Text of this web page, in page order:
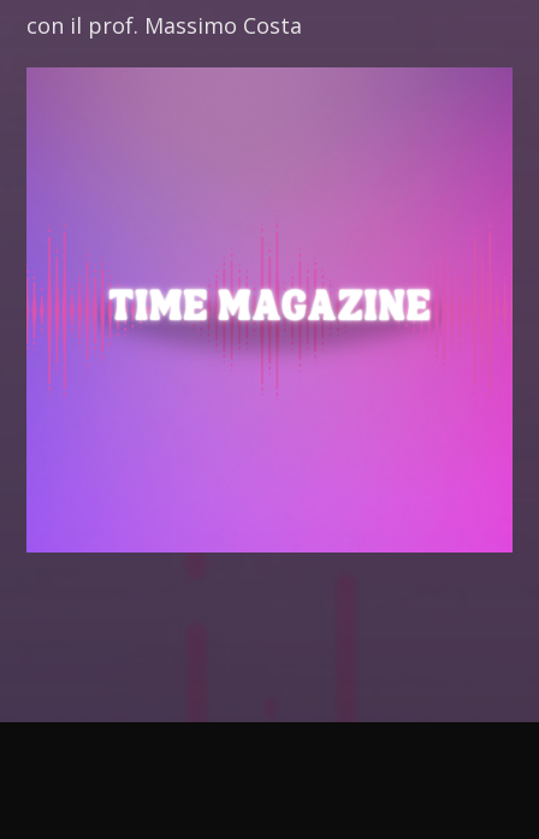
con il prof. Massimo Costa